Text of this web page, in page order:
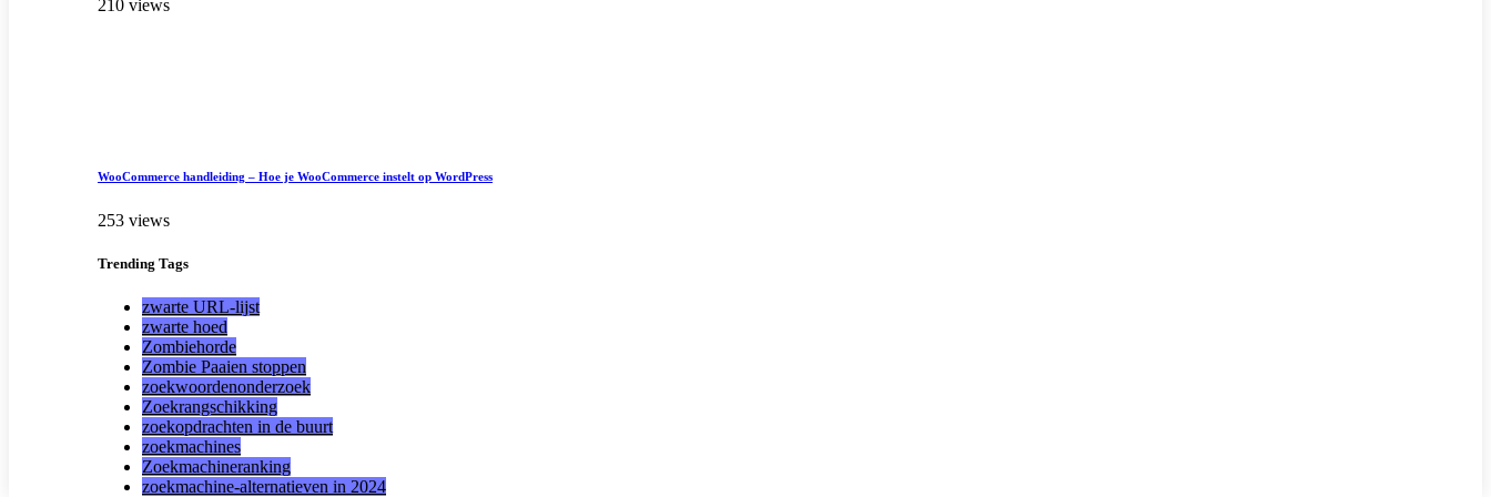
210 views
WooCommerce handleiding – Hoe je WooCommerce instelt op WordPress
253 views
Trending Tags
zwarte URL-lijst
zwarte hoed
Zombiehorde
Zombie Paaien stoppen
zoekwoordenonderzoek
Zoekrangschikking
zoekopdrachten in de buurt
zoekmachines
Zoekmachineranking
zoekmachine-alternatieven in 2024